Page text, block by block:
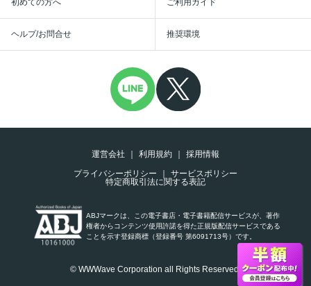
ヘルプ/お問合せ 推奨環境
運営会社 利用規約
採用情報
プライバシーポリシー
サービスポリシー
特定商取引法に関する表記
ABJマークは、この電子書店・電子書籍配信サービスが、著作
権者からコンテンツ使用許諾を得た正規版配信サービスである
ことを示す登録商標（登録番号 第6091713号）です。
© WWWave Corporation all Rights Reserved.